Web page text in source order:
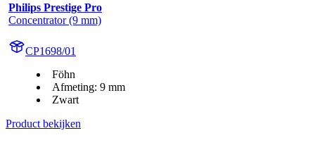
Philips Prestige Pro
Concentrator (9 mm)
CP1698/01
Föhn
Afmeting: 9 mm
Zwart
Product bekijken